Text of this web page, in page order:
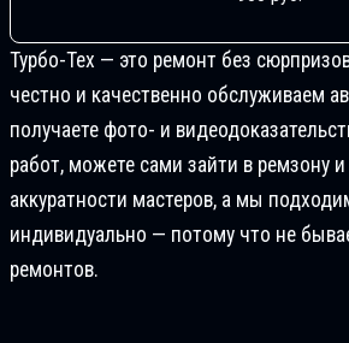
Турбо-Тех — это ремонт без
честно и качественно обслуживаем
получаете фото- и
работ, можете сами зайти в ремзону
аккуратности мастеров, а мы
индивидуально — потому что не
ремонтов.